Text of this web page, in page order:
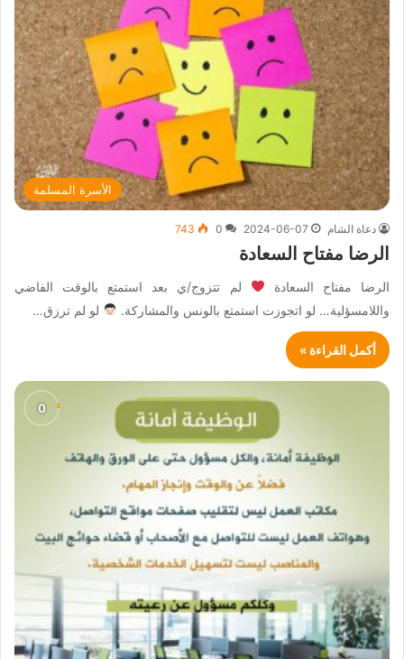
الأسرة المسلمة
دعاة الشام 2024-06-07
0
743
الرضا مفتاح السعادة
الرضا مفتاح السعادة
لم تتزوج/ي بعد استمتع بالوقت الفاضي
واللامسؤلية… لو اتجوزت استمتع بالونس والمشاركة.
لو لم ترزق…
أكمل القراءة »